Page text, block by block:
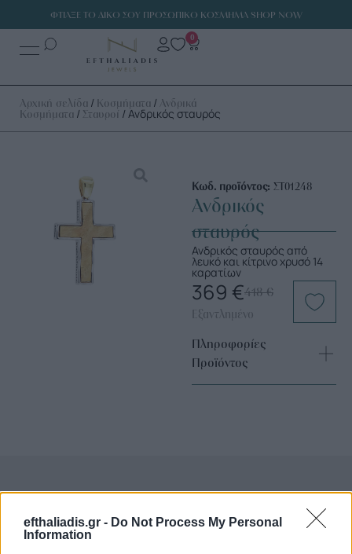
efthaliadis.gr - Do Not Process My Personal
Information
ΦΤΙΑΞΕ ΤΟ ΔΙΚΟ ΣΟΥ ΠΡΟΣΩΠΙΚΟ ΚΟΣΜΗΜΑ SHOP NOW
0
Αρχική σελίδα / Κοσμήματα / Ανδρικά
Κοσμήματα / Σταυροί / Ανδρικός σταυρός
Κωδ. προϊόντος: ΣΤ01248
Ανδρικός
σταυρός
Ανδρικός σταυρός από
λευκό και κίτρινο χρυσό 14
καρατίων
418€
369 €
Εξαντλημένο
Πληροφορίες
Προϊόντος
Επιλογές Που Ταιριάζουν